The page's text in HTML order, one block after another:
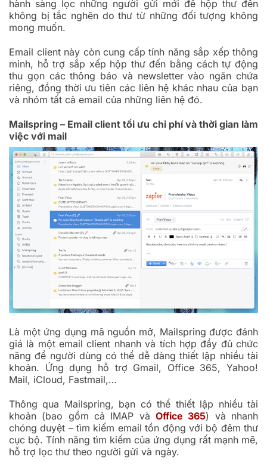
hành sàng lọc những người gửi mới để hộp thư đến
không bị tắc nghẽn do thư từ những đối tượng không
mong muốn.
Email client này còn cung cấp tính năng sắp xếp thông
minh, hỗ trợ sắp xếp hộp thư đến bằng cách tự động
thu gọn các thông báo và newsletter vào ngăn chứa
riêng, đồng thời ưu tiên các liên hệ khác nhau của bạn
và nhóm tất cả email của những liên hệ đó.
Mailspring – Email client tối ưu chi phí và thời gian làm
việc với mail
Là một ứng dụng mã nguồn mở, Mailspring được đánh
giá là một email client nhanh và tích hợp đầy đủ chức
năng để người dùng có thể dễ dàng thiết lập nhiều tài
khoản. Ứng dụng hỗ trợ Gmail, Office 365, Yahoo!
Mail, iCloud, Fastmail,…
Thông qua Mailspring, bạn có thể thiết lập nhiều tài
khoản (bao gồm cả IMAP và Office 365) và nhanh
chóng duyệt – tìm kiếm email tồn động với bộ đêm thư
cục bộ. Tính năng tìm kiếm của ứng dụng rất mạnh mẽ,
hỗ trợ lọc thư theo người gửi và ngày.